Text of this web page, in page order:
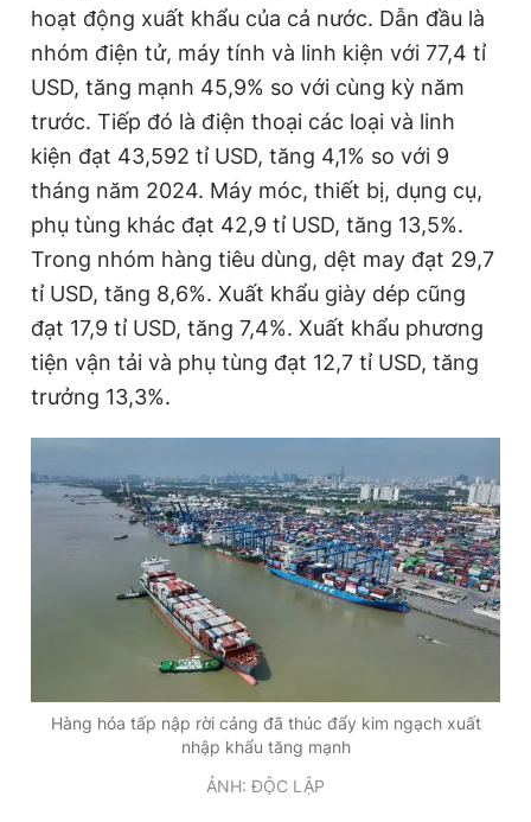
Đọc Thanh Niên trên điện thoại
Theo dõi báo trên
Hotline
0906 645 777
Liên hệ quảng cáo
0908 780 404
Đặt báo Quảng cáo RSS Tòa soạn Chính sách bảo
Tổng biên tập: Nguyễn Ngọc Toàn
Phó tổng biên tập: Trần Việt Hưng
Tổng thư ký tòa soạn: Đức Trung
Giấy phép xuất bản số 110/GP - BTTTT cấp ngày 24.3.2020
© 2003-2026 Bản quyền thuộc về Báo Thanh Niên. Cấm sao
chép dưới mọi hình thức nếu không có sự chấp thuận bằng văn
bản. Phát triển bởi ePi Technologies, JSC.
hoạt động xuất khẩu của cả nước. Dẫn đầu là
nhóm điện tử, máy tính và linh kiện với 77,4 tỉ
USD, tăng mạnh 45,9% so với cùng kỳ năm
trước. Tiếp đó là điện thoại các loại và linh
kiện đạt 43,592 tỉ USD, tăng 4,1% so với 9
tháng năm 2024. Máy móc, thiết bị, dụng cụ,
phụ tùng khác đạt 42,9 tỉ USD, tăng 13,5%.
Trong nhóm hàng tiêu dùng, dệt may đạt 29,7
tỉ USD, tăng 8,6%. Xuất khẩu giày dép cũng
đạt 17,9 tỉ USD, tăng 7,4%. Xuất khẩu phương
tiện vận tải và phụ tùng đạt 12,7 tỉ USD, tăng
trưởng 13,3%.
Hàng hóa tấp nập rời cảng đã thúc đẩy kim ngạch xuất
nhập khẩu tăng mạnh
ẢNH: ĐỘC LẬP